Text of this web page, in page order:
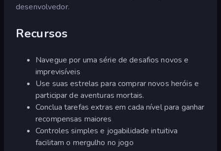
desenvolvedor.
Recursos
Navegue por uma série de desafios novos e
imprevisíveis
Use suas estrelas para comprar novos heróis e
participar de aventuras mortais.
Conclua tarefas extras em cada nível para ganhar
recompensas maiores
Controles simples e jogabilidade intuitiva
facilitam o mergulho no jogo